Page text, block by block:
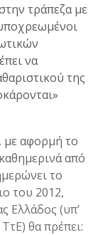
τράπεζα με
να
της
αφορμή το
από
το
του 2012,
Ελλάδος (υπ’
θα πρέπει: